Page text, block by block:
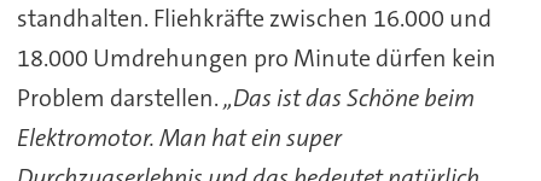
standhalten. Fliehkräfte zwischen 16.000 und
18.000 Umdrehungen pro Minute dürfen kein
Problem darstellen.„Das ist das Schöne beim
Elektromotor. Man hat ein super